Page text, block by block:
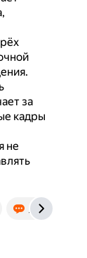
за
кадры
не
journal.citilink.ru